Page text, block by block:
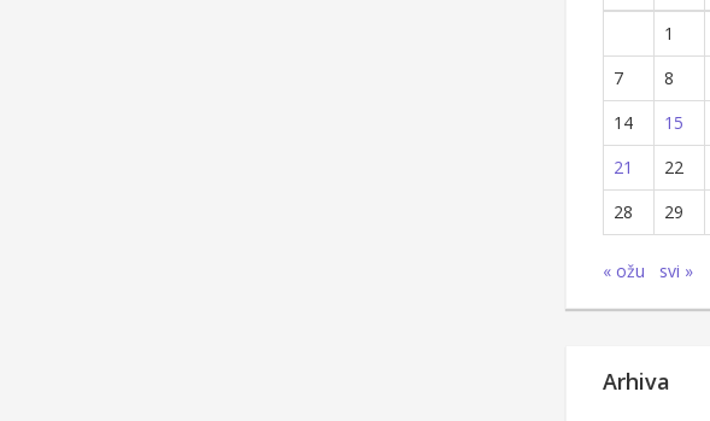
1
7
8
14
15
21
22
28
29
« ožu svi »
Arhiva